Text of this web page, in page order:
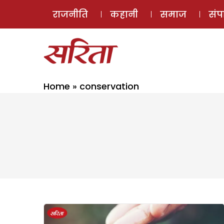
राजनीति कहानी समाज
Home » conservation